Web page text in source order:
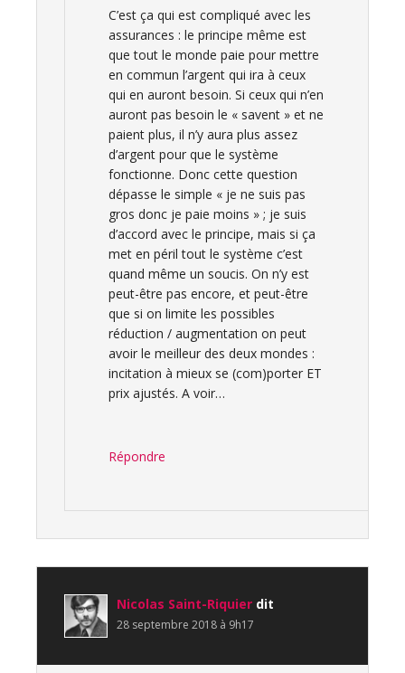
C’est ça qui est compliqué avec les
assurances : le principe même est
que tout le monde paie pour mettre
en commun l’argent qui ira à ceux
qui en auront besoin. Si ceux qui n’en
auront pas besoin le « savent » et ne
paient plus, il n’y aura plus assez
d’argent pour que le système
fonctionne. Donc cette question
dépasse le simple « je ne suis pas
gros donc je paie moins » ; je suis
d’accord avec le principe, mais si ça
met en péril tout le système c’est
quand même un soucis. On n’y est
peut-être pas encore, et peut-être
que si on limite les possibles
réduction / augmentation on peut
avoir le meilleur des deux mondes :
incitation à mieux se (com)porter ET
prix ajustés. A voir…
Répondre
Nicolas Saint-Riquier dit
28 septembre 2018 à 9h17